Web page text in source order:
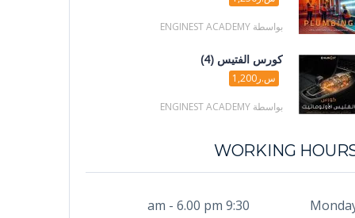
بواسطة ENGINEST ACADEMY
كورس الفتيس (4)
س.ر1,200
بواسطة ENGINEST ACADEMY
WORKING
9:30 am - 6.00 pm